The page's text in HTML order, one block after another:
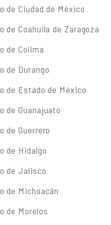
de Ciudad de México
de Coahuila de Zaragoza
de Colima
de Durango
de Estado de México
de Guanajuato
de Guerrero
de Hidalgo
de Jalisco
de Michoacán
de Morelos